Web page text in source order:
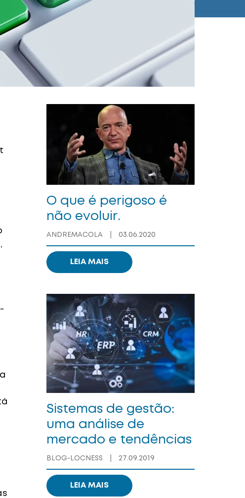
O que é perigoso é
não evoluir.
ANDREMACOLA 03.06.2020
LEIA MAIS
Sistemas de gestão:
uma análise de
mercado e tendências
BLOG-LOCNESS 27.09.2019
LEIA MAIS